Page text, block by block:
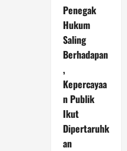
Penegak
Hukum
Saling
Berhadapan
,
Kepercayaa
n Publik
Ikut
Dipertaruhk
an